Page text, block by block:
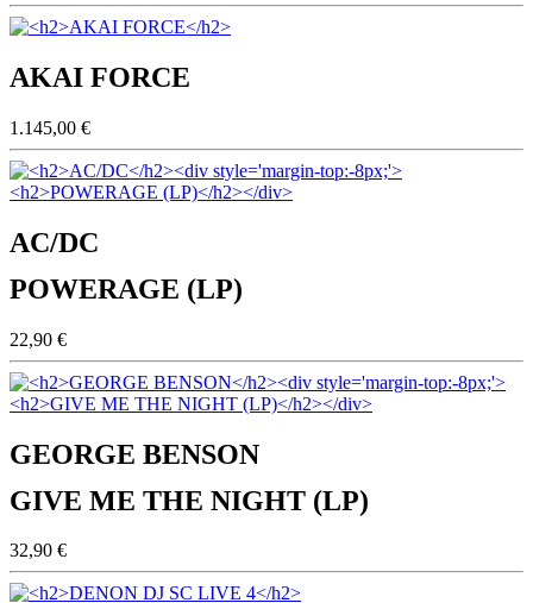
AKAI FORCE
1.145,00 €
AC/DC
POWERAGE (LP)
22,90 €
GEORGE BENSON
GIVE ME THE NIGHT (LP)
32,90 €